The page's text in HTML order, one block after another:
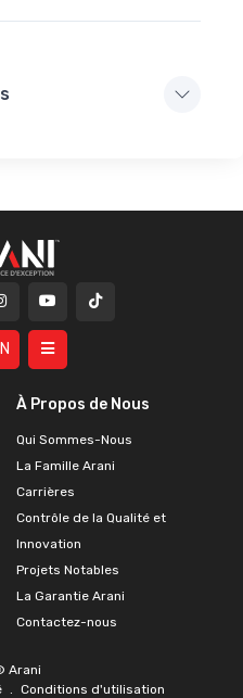
À Propos de Nous
Qui Sommes-Nous
La Famille Arani
Carrières
Contrôle de la Qualité et
Innovation
Projets Notables
La Garantie Arani
Contactez-nous
Arani
. Conditions d'utilisation